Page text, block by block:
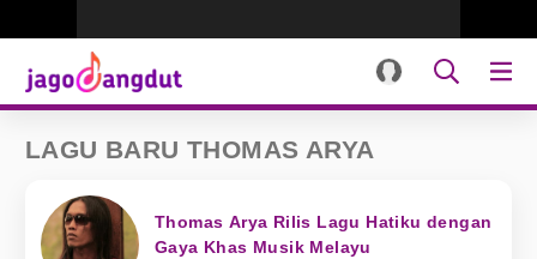
LAGU BARU THOMAS ARYA
Thomas Arya Rilis Lagu Hatiku dengan
Gaya Khas Musik Melayu